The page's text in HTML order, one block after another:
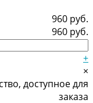
960 руб.
960 руб.
+
×
доступное для
заказа